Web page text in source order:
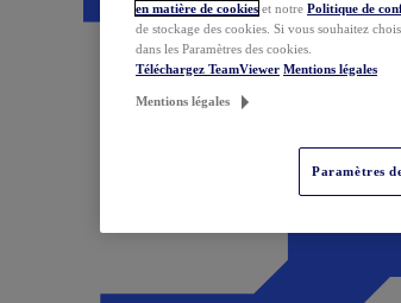
en matière de cookies et notre Politique de
de stockage des cookies. Si vous souhaitez
dans les Paramètres des cookies.
Téléchargez TeamViewer Mentions légales
Mentions légales
Paramètres